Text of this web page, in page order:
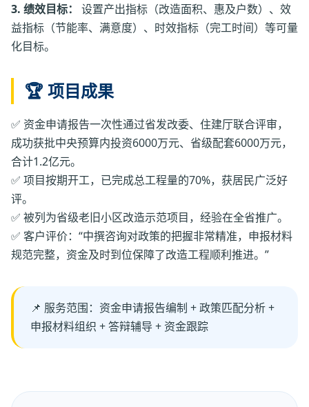
3. 绩效目标：
设置产出指标（改造面积、惠及户数）、效
益指标（节能率、满意度）、时效指标（完工时间）等可量
化目标。
🏆 项目成果
✅ 资金申请报告一次性通过省发改委、住建厅联合评审，
成功获批中央预算内投资6000万元、省级配套6000万元，
合计1.2亿元。
✅ 项目按期开工，已完成总工程量的70%，获居民广泛好
评。
✅ 被列为省级老旧小区改造示范项目，经验在全省推广。
✅ 客户评价：“中撰咨询对政策的把握非常精准，申报材料
规范完整，资金及时到位保障了改造工程顺利推进。”
📌 服务范围：资金申请报告编制 + 政策匹配分析 +
申报材料组织 + 答辩辅导 + 资金跟踪